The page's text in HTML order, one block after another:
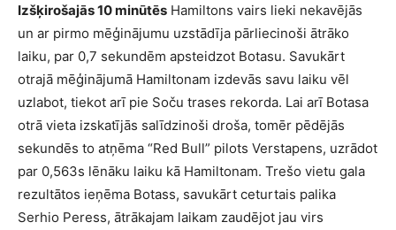
Izšķirošajās 10 minūtēs Hamiltons vairs lieki nekavējās
un ar pirmo mēģinājumu uzstādīja pārliecinoši ātrāko
laiku, par 0,7 sekundēm apsteidzot Botasu. Savukārt
otrajā mēģinājumā Hamiltonam izdevās savu laiku vēl
uzlabot, tiekot arī pie Soču trases rekorda. Lai arī Botasa
otrā vieta izskatījās salīdzinoši droša, tomēr pēdējās
sekundēs to atņēma “Red Bull” pilots Verstapens, uzrādot
par 0,563s lēnāku laiku kā Hamiltonam. Trešo vietu gala
rezultātos ieņēma Botass, savukārt ceturtais palika
Serhio Peress, ātrākajam laikam zaudējot jau virs